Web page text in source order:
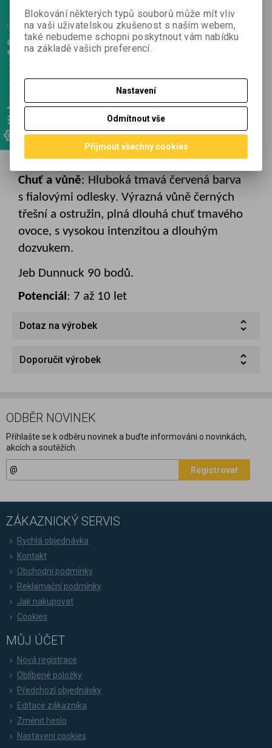
Webmanager & Designer
Vinifikace:
Sklízí se ručně, mírně přezrálé hrozny. Kvasí
při nízké kontrolované teplotě v betonových
přečerpáváním při kontrole oxidace a ke
konci i s promícháváním kvasinek. Zraje rok
v betonových tancích a pak ještě rok
v láhvích.
Chuť a vůně: Hluboká tmavá červená barva
s fialovými odlesky. Výrazná vůně černých
třešní a ostružin, plná dlouhá chuť tmavého
ovoce, s vysokou intenzitou a dlouhým
dozvukem.
Jeb Dunnuck 90 bodů.
Potenciál: 7 až 10 let
Dotaz na výrobek
Doporučit výrobek
ODBĚR NOVINEK
Přihlašte se k odběru novinek a buďte informováni o novinkách,
akcích a soutěžích.
Registrovat
ZÁKAZNICKÝ SERVIS
Rychlá objednávka
Kontakt
Obchodní podmínky
Reklamační podmínky
Jak nakupovat
Cookies
MŮJ ÚČET
Nová registrace
Oblíbené položky
Předchozí objednávky
Editace zákazníka
Změnit heslo
Nastavení cookies
Blokování některých typů souborů může mít vliv
na vaši uživatelskou zkušenost s naším webem,
také nebudeme schopni poskytnout vám nabídku
na základě vašich preferencí.
Nastavení
Odmítnout vše
Přijmout všechny cookies